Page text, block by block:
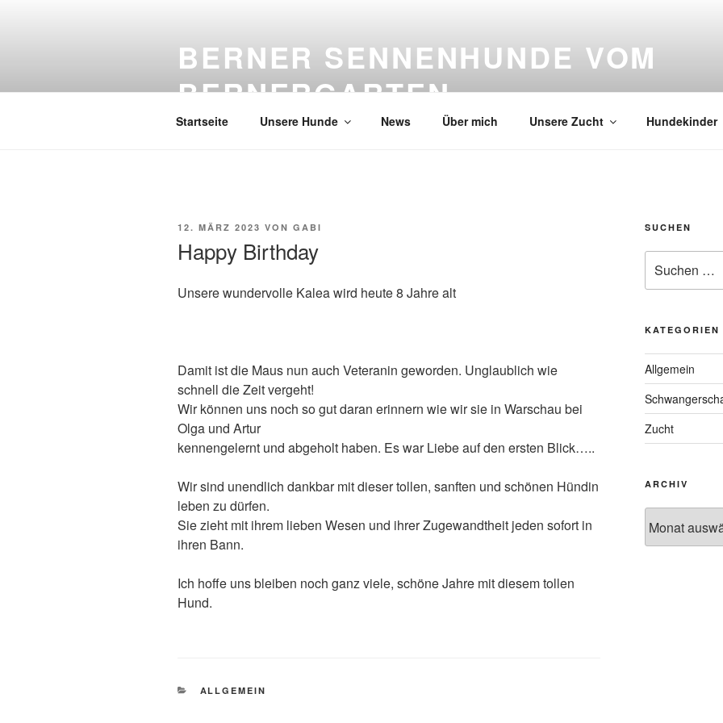
BERNER SENNENHUNDE VOM
BERNERGARTEN
Startseite Unsere Hunde News Über mich Unsere Zucht Hundekinder
VERÖFFENTLICHT
12. MÄRZ 2023 VON GABI
Happy Birthday
Unsere wundervolle Kalea wird heute 8 Jahre alt
Damit ist die Maus nun auch Veteranin geworden. Unglaublich wie
schnell die Zeit vergeht!
Wir können uns noch so gut daran erinnern wie wir sie in Warschau bei
Olga und Artur
kennengelernt und abgeholt haben. Es war Liebe auf den ersten Blick…..
Wir sind unendlich dankbar mit dieser tollen, sanften und schönen Hündin
leben zu dürfen.
Sie zieht mit ihrem lieben Wesen und ihrer Zugewandtheit jeden sofort in
ihren Bann.
Ich hoffe uns bleiben noch ganz viele, schöne Jahre mit diesem tollen
Hund.
KATEGORIEN
ALLGEMEIN
SUCHEN
nach:
KATEGORIEN
Allgemein
Zucht
ARCHIV